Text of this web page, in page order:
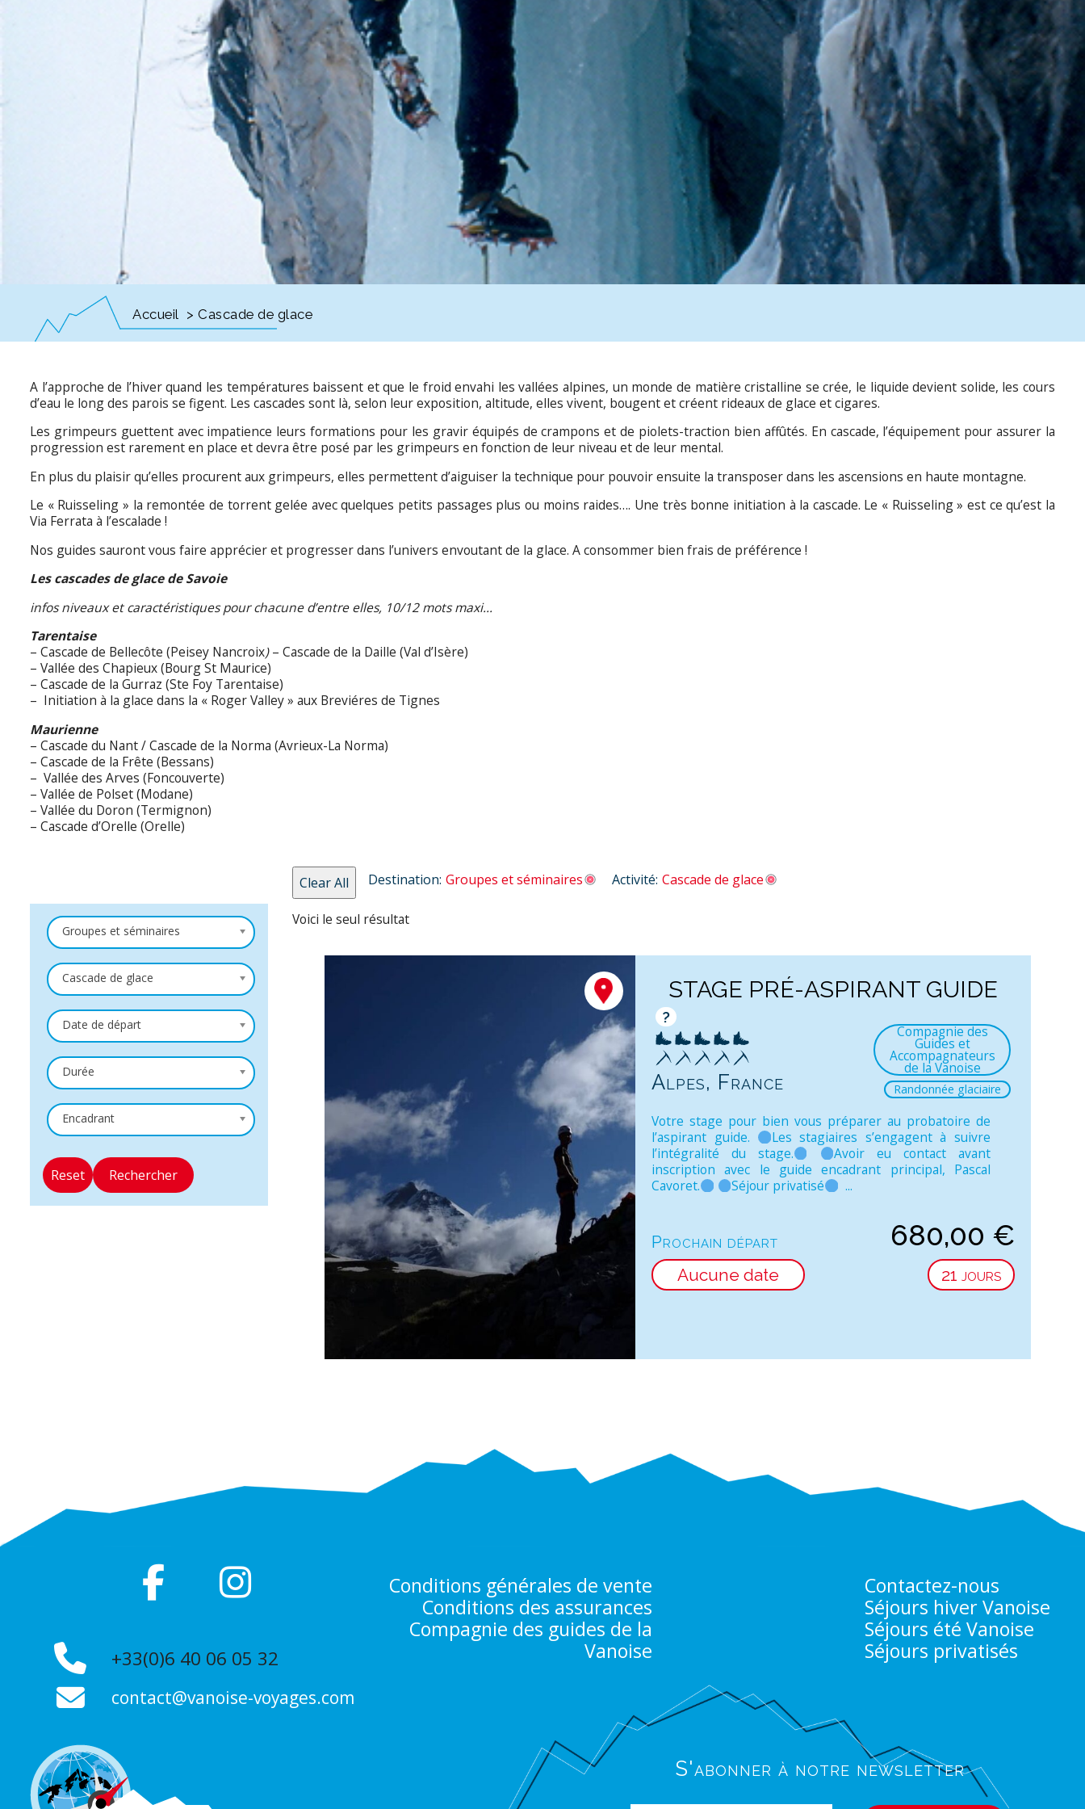
Accueil > Cascade de glace
A l’approche de l’hiver quand les températures baissent et que le froid envahi les vallées alpines, un monde de matière cristalline se crée, le liquide devient solide, les cours
d’eau le long des parois se figent. Les cascades sont là, selon leur exposition, altitude, elles vivent, bougent et créent rideaux de glace et cigares.
Les grimpeurs guettent avec impatience leurs formations pour les gravir équipés de crampons et de piolets-traction bien affûtés. En cascade, l’équipement pour assurer la
progression est rarement en place et devra être posé par les grimpeurs en fonction de leur niveau et de leur mental.
En plus du plaisir qu’elles procurent aux grimpeurs, elles permettent d’aiguiser la technique pour pouvoir ensuite la transposer dans les ascensions en haute montagne.
Le « Ruisseling » la remontée de torrent gelée avec quelques petits passages plus ou moins raides…. Une très bonne initiation à la cascade. Le « Ruisseling » est ce qu’est la
Via Ferrata à l’escalade !
Nos guides sauront vous faire apprécier et progresser dans l’univers envoutant de la glace. A consommer bien frais de préférence !
Les cascades de glace de Savoie
infos niveaux et caractéristiques pour chacune d’entre elles, 10/12 mots maxi…
Tarentaise
– Cascade de Bellecôte (Peisey Nancroix)– Cascade de la Daille (Val d’Isère)
– Vallée des Chapieux (Bourg St Maurice)
– Cascade de la Gurraz (Ste Foy Tarentaise)
– Initiation à la glace dans la « Roger Valley » aux Breviéres de Tignes
Maurienne
– Cascade du Nant / Cascade de la Norma (Avrieux-La Norma)
– Cascade de la Frête (Bessans)
– Vallée des Arves (Foncouverte)
– Vallée de Polset (Modane)
– Vallée du Doron (Termignon)
– Cascade d’Orelle (Orelle)
Groupes et séminaires
Cascade de glace
Date de départ
Durée
Encadrant
Reset Rechercher
Clear All Destination: Groupes et séminaires Activité: Cascade de glace
Voici le seul résultat
STAGE PRÉ-ASPIRANT GUIDE
?
Alpes, France
Compagnie des
Guides et
Accompagnateurs
de la Vanoise
Randonnée glaciaire
Votre stage pour bien vous préparer au probatoire de
l’aspirant guide.
Les stagiaires s’engagent à suivre
l’intégralité du stage.
Avoir eu contact avant
inscription avec le guide encadrant principal, Pascal
Cavoret.
Séjour privatisé ...
Prochain départ
Aucune date
680,00 €
21 jours
+33(0)6 40 06 05 32
contact@vanoise-voyages.com
Conditions générales de vente
Conditions des assurances
Compagnie des guides de la
Vanoise
Contactez-nous
Séjours hiver Vanoise
Séjours été Vanoise
Séjours privatisés
S'abonner à notre newsletter